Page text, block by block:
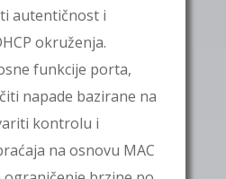
autentičnost i
okruženja.
funkcije porta,
napade bazirane na
kontrolu i
na osnovu MAC